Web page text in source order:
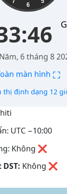
6
6 tháng 8
màn hình ⛶
thị định dạng 12
UTC −10:00
Không ❌
Không ❌